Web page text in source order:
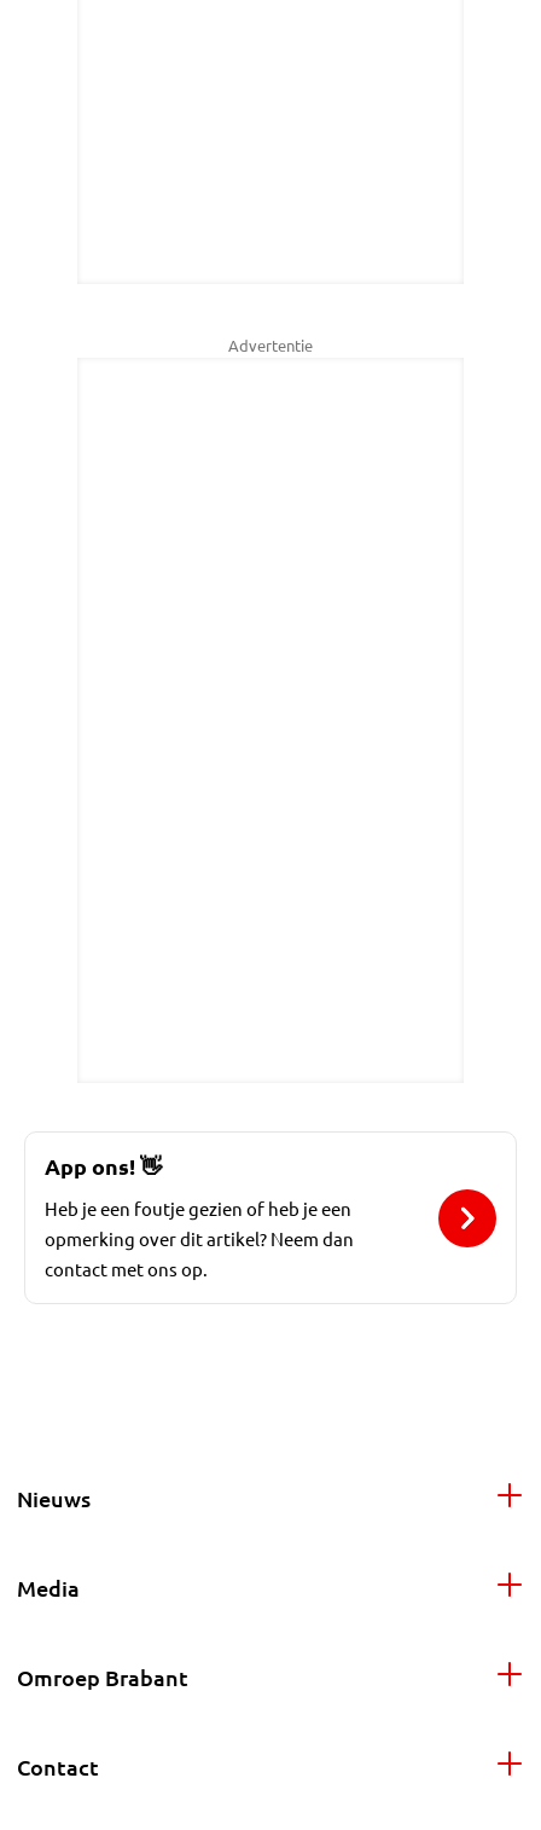
Advertentie
App ons!👋
Heb je een foutje gezien of heb je een
opmerking over dit artikel? Neem dan
contact met ons op.
Nieuws
Media
Omroep Brabant
Contact